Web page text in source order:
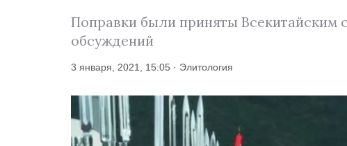
Поправки были приняты Всекитайским
обсуждений
3 января, 2021, 15:05 · Элитология